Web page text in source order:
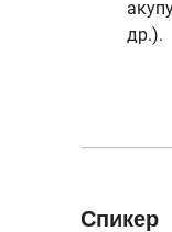
др.).
Спикер